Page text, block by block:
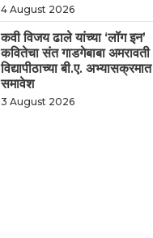
4 August 2026
कवी विजय ढाले यांच्या ‘लॉग इन’
कवितेचा संत गाडगेबाबा अमरावती
विद्यापीठाच्या बी.ए. अभ्यासक्रमात
समावेश
3 August 2026